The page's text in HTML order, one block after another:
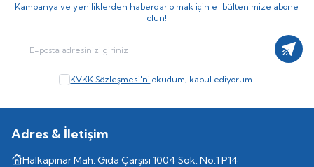
Kampanya ve yeniliklerden haberdar olmak için e-bültenimize abone
olun!
KVKK Sözleşmesi'ni okudum, kabul ediyorum.
Adres & İletişim
Halkapınar Mah. Gıda Çarşısı 1004 Sok. No:1 P14